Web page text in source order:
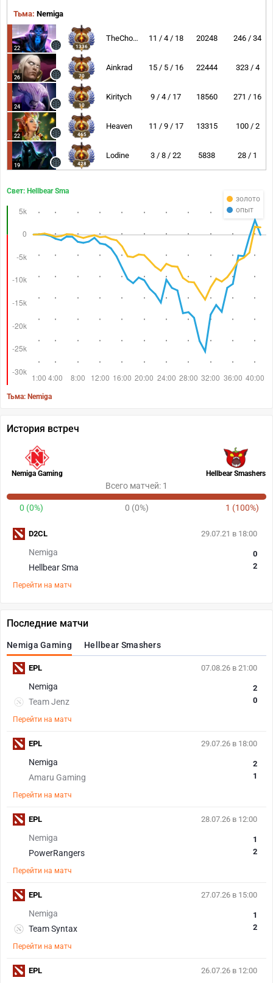
Тьма: Nemiga
22 1336
TheChosenOne 11 / 4 / 18 20248 246 / 34
26 70
Ainkrad 15 / 5 / 16 22444 323 / 4
24 10
Kiritych 9 / 4 / 17 18560 271 / 16
22 465
Heaven 11 / 9 / 17 13315 100 / 2
19 428
Lodine 3 / 8 / 22 5838 28 / 1
золото
опыт
Свет: Hellbear Sma
Тьма: Nemiga
История встреч
Nemiga Gaming Hellbear Smashers
Всего матчей: 1
0 (0%) 0 (0%) 1 (100%)
29.07.21 в 18:00
Nemiga
Hellbear Sma
0
2
Перейти на матч
D2CL
Последние матчи
Nemiga Gaming Hellbear Smashers
07.08.26 в 21:00
Nemiga
Team Jenz
2
0
Перейти на матч
EPL
29.07.26 в 18:00
Nemiga
Amaru Gaming
2
1
Перейти на матч
EPL
28.07.26 в 12:00
Nemiga
PowerRangers
1
2
Перейти на матч
EPL
27.07.26 в 15:00
Nemiga
Team Syntax
1
2
Перейти на матч
EPL
26.07.26 в 12:00
EPL